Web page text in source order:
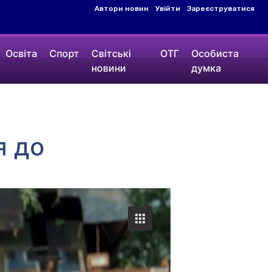
Автори новин Увійти Зареєструватися
Освіта Спорт
Світські
новини
ОТГ
Особиста
думка
до